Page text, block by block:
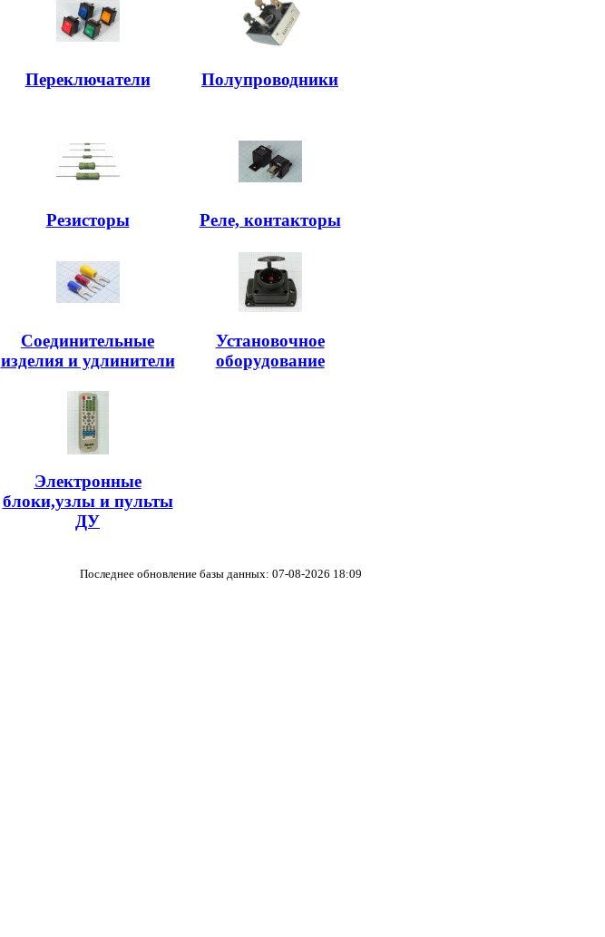
Переключатели Полупроводники
Резисторы Реле, контакторы
Соединительные
изделия и удлинители
Установочное
оборудование
Электронные
блоки,узлы и пульты
ДУ
Последнее обновление базы данных: 07-08-2026 18:09